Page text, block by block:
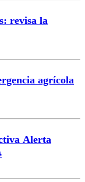
revisa la
agrícola
Alerta